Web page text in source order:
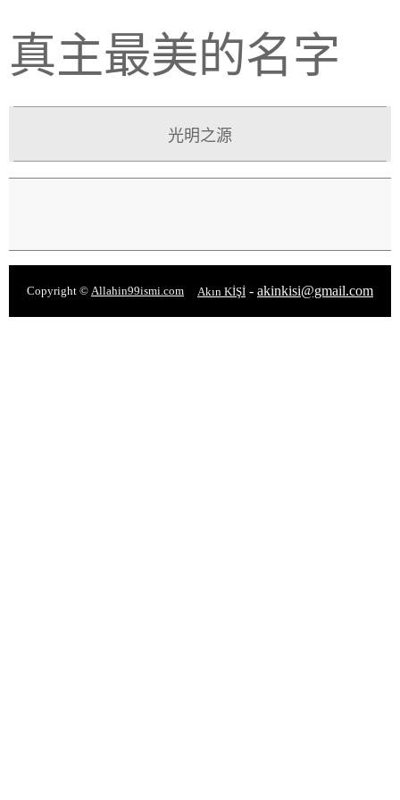
真主最美的名字
光明之源
Copyright © Allahin99ismi.com Akın KİŞİ - akinkisi@gmail.com